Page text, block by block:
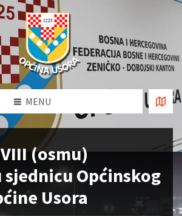
MENU
(osmu)
Općinskog
Usora